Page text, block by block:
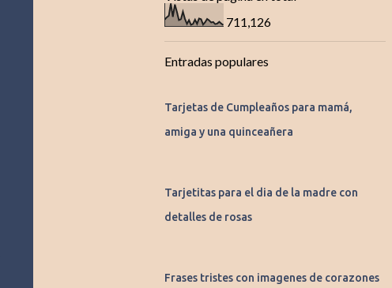
711,126
Entradas populares
Tarjetas de Cumpleaños para mamá,
amiga y una quinceañera
Tarjetitas para el dia de la madre con
detalles de rosas
Frases tristes con imagenes de corazones